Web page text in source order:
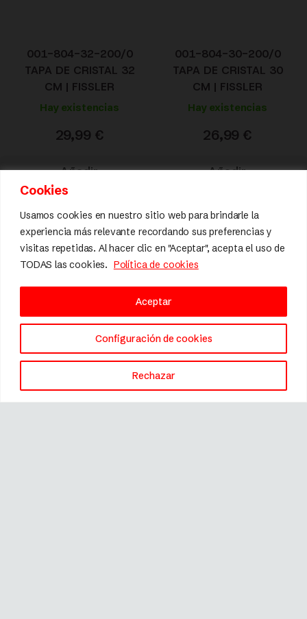
Cookies
Usamos cookies en nuestro sitio web para brindarle la
experiencia más relevante recordando sus preferencias y
visitas repetidas. Al hacer clic en "Aceptar", acepta el uso de
TODAS las cookies. Política de cookies
Configuración de cookies
Rechazar
Aceptar
001-804-32-200/0
TAPA DE CRISTAL 32
CM | FISSLER
Hay existencias
29,99 €
Añadir
carrito
001-804-30-200/0
TAPA DE CRISTAL 30
CM | FISSLER
Hay existencias
26,99 €
Añadir
001-104-28-200/0
001-104-26-200/0